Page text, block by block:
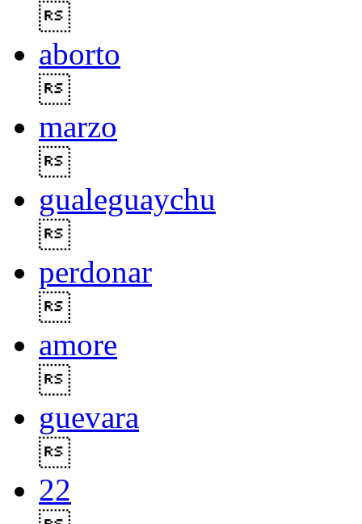
aborto
marzo
gualeguaychu
perdonar
amore
guevara
22